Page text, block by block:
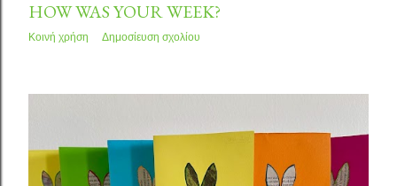
HOW WAS YOUR WEEK?
Κοινή χρήση Δημοσίευση σχολίου